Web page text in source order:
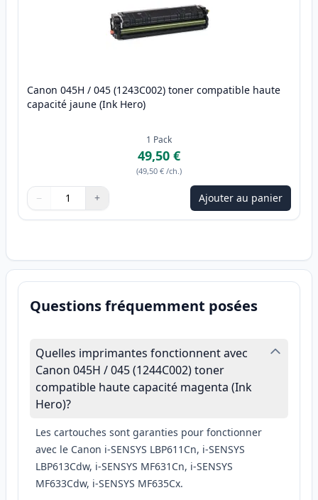
Canon 045H / 045 (1243C002) toner compatible haute
capacité jaune (Ink Hero)
1 Pack
49,50 €
(49,50 € /ch.)
Quantité
Utilisez les boutons pour ajuster
− +
Quantité Ajouter au panier
Questions fréquemment posées
Quelles imprimantes fonctionnent avec
Canon 045H / 045 (1244C002) toner
compatible haute capacité magenta (Ink
Hero)?
Les cartouches sont garanties pour fonctionner
avec le Canon i-SENSYS LBP611Cn, i-SENSYS
LBP613Cdw, i-SENSYS MF631Cn, i-SENSYS
MF633Cdw, i-SENSYS MF635Cx.